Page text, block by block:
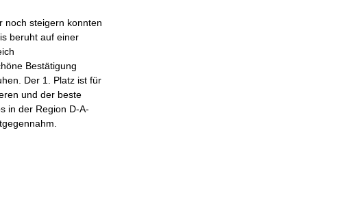
noch steigern konnten
beruht auf einer
Bestätigung
Der 1. Platz ist für
und der beste
in der Region D-A-